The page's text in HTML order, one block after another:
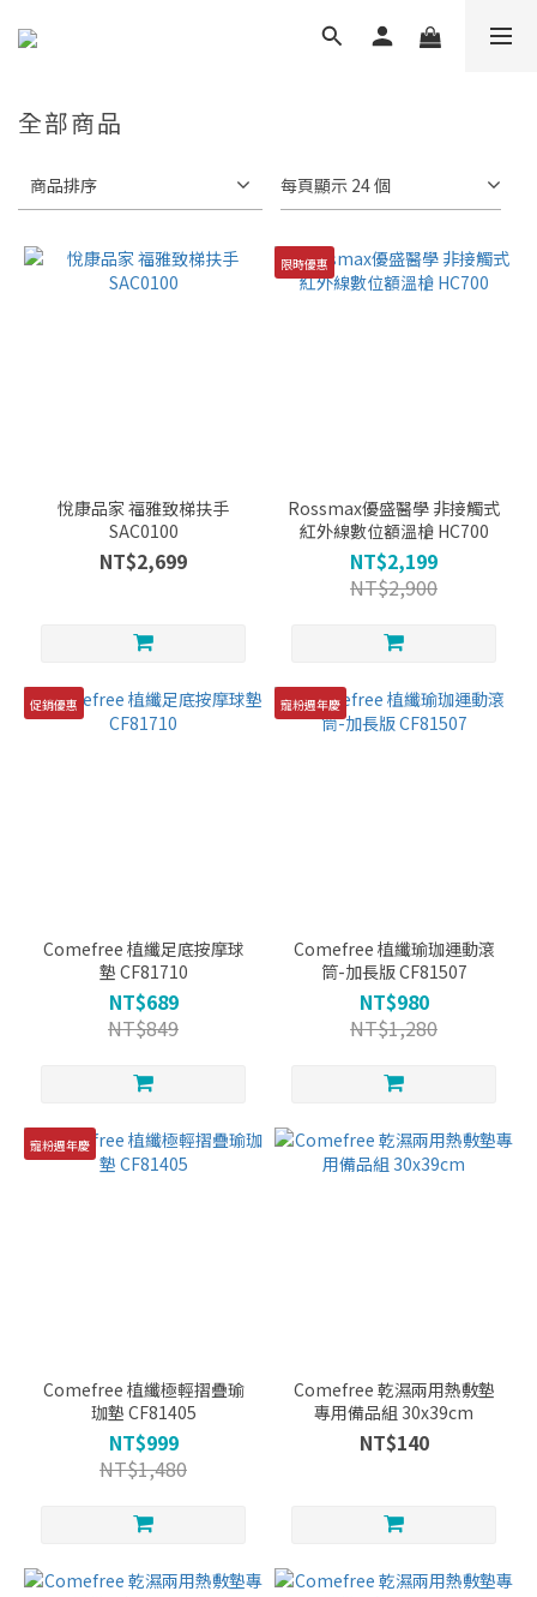
全部商品
商品排序 每頁顯示 24 個
悅康品家 福雅致梯扶手
SAC0100
NT$2,699
限時優惠
Rossmax優盛醫學 非接觸式
紅外線數位額溫槍 HC700
NT$2,199
NT$2,900
促銷優惠
Comefree 植纖足底按摩球
墊 CF81710
NT$689
NT$849
寵粉週年慶
Comefree 植纖瑜珈運動滾
筒-加長版 CF81507
NT$980
NT$1,280
寵粉週年慶
Comefree 植纖極輕摺疊瑜
珈墊 CF81405
NT$999
NT$1,480
Comefree 乾濕兩用熱敷墊
專用備品組 30x39cm
NT$140